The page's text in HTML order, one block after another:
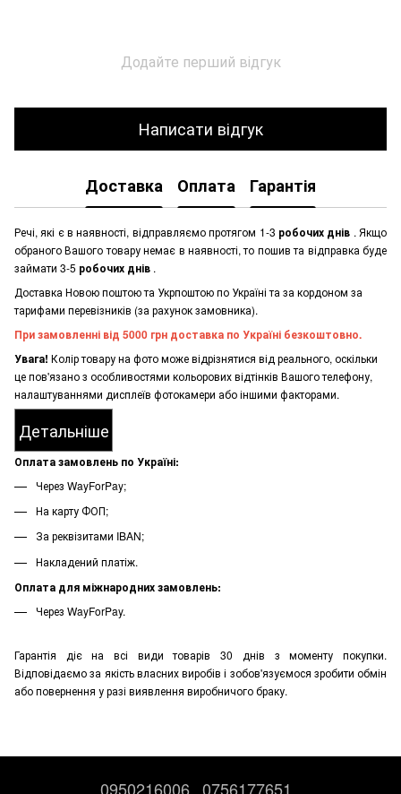
Додайте перший відгук
Написати відгук
Доставка Оплата Гарантія
Речі, які є в наявності, відправляємо протягом 1-3 робочих днів . Якщо
обраного Вашого товару немає в наявності, то пошив та відправка буде
займати 3-5 робочих днів .
Доставка Новою поштою та Укрпоштою по Україні та за кордоном за
тарифами перевізників (за рахунок замовника).
При замовленні від 5000 грн доставка по Україні безкоштовно.
Увага! Колір товару на фото може відрізнятися від реального, оскільки
це пов'язано з особливостями кольорових відтінків Вашого телефону,
налаштуваннями дисплеїв фотокамери або іншими факторами.
Детальніше
Оплата замовлень по Україні:
Через WayForPay;
На карту ФОП;
За реквізитами IBAN;
Накладений платіж.
Оплата для міжнародних замовлень:
Через WayForPay.
Гарантія діє на всі види товарів 30 днів з моменту покупки.
Відповідаємо за якість власних виробів і зобов'язуємося зробити обмін
або повернення у разі виявлення виробничого браку.
0950216006 0756177651